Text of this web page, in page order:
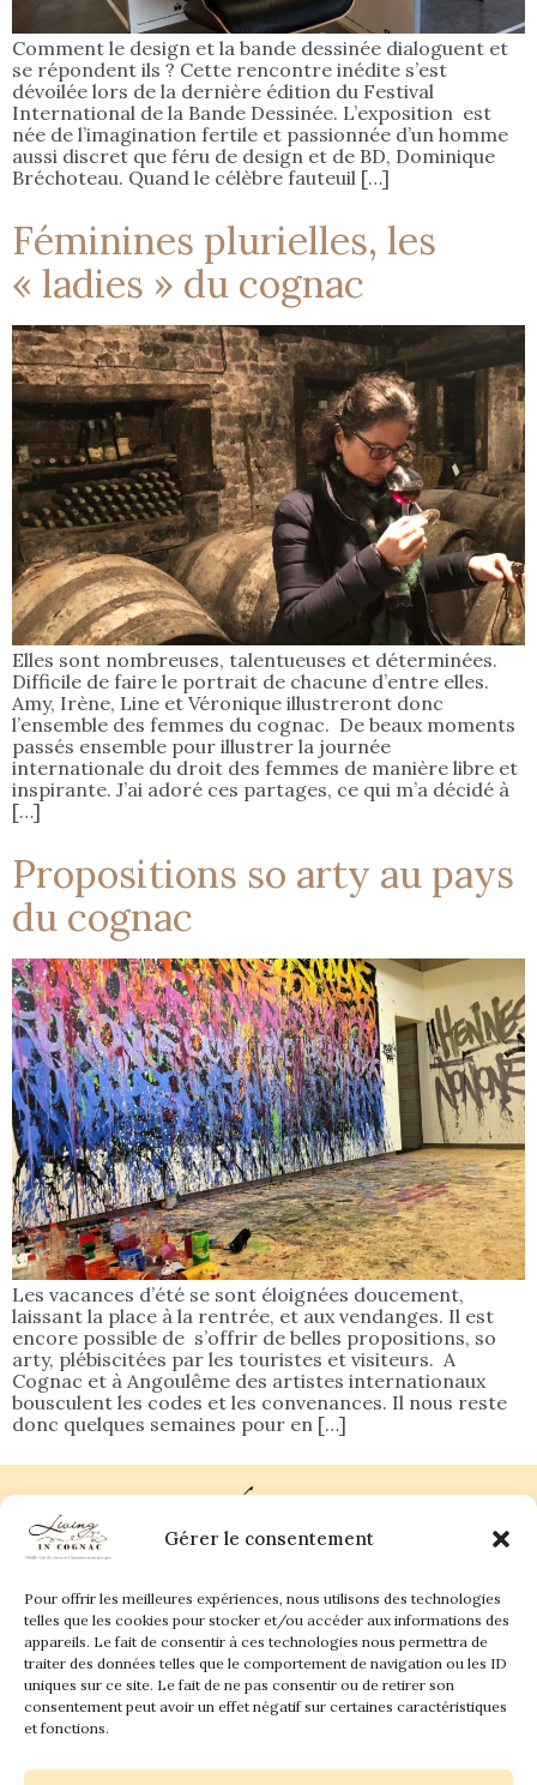
Gérer le consentement
Pour offrir les meilleures expériences, nous utilisons des technologies
telles que les cookies pour stocker et/ou accéder aux informations des
appareils. Le fait de consentir à ces technologies nous permettra de
traiter des données telles que le comportement de navigation ou les ID
uniques sur ce site. Le fait de ne pas consentir ou de retirer son
consentement peut avoir un effet négatif sur certaines caractéristiques
et fonctions.
Comment le design et la bande dessinée dialoguent et
se répondent ils ? Cette rencontre inédite s’est
dévoilée lors de la dernière édition du Festival
International de la Bande Dessinée. L’exposition est
née de l’imagination fertile et passionnée d’un homme
aussi discret que féru de design et de BD, Dominique
Bréchoteau. Quand le célèbre fauteuil […]
Féminines plurielles, les
« ladies » du cognac
Elles sont nombreuses, talentueuses et déterminées.
Difficile de faire le portrait de chacune d’entre elles.
Amy, Irène, Line et Véronique illustreront donc
l’ensemble des femmes du cognac. De beaux moments
passés ensemble pour illustrer la journée
internationale du droit des femmes de manière libre et
inspirante. J’ai adoré ces partages, ce qui m’a décidé à
[…]
Propositions so arty au pays
du cognac
Les vacances d’été se sont éloignées doucement,
laissant la place à la rentrée, et aux vendanges. Il est
encore possible de s’offrir de belles propositions, so
arty, plébiscitées par les touristes et visiteurs. A
Cognac et à Angoulême des artistes internationaux
bousculent les codes et les convenances. Il nous reste
donc quelques semaines pour en […]
Plan du site
Living in Cognac Land
La vigne & Le verre
Newsletter
Dégustation sensorielle & Écriture
Contact
anne@livingincognac.com